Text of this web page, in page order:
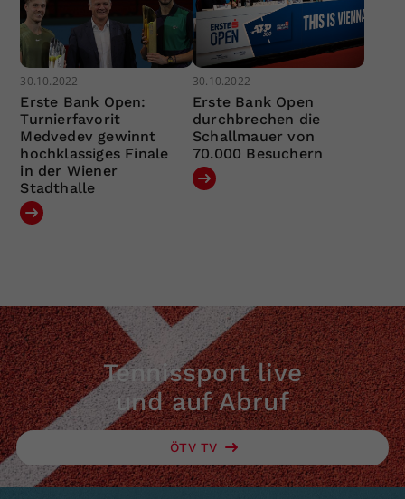
30.10.2022
Erste Bank Open:
Turnierfavorit
Medvedev gewinnt
hochklassiges Finale
in der Wiener
Stadthalle
30.10.2022
Erste Bank Open
durchbrechen die
Schallmauer von
70.000 Besuchern
Tennissport live
und auf Abruf
ÖTV TV